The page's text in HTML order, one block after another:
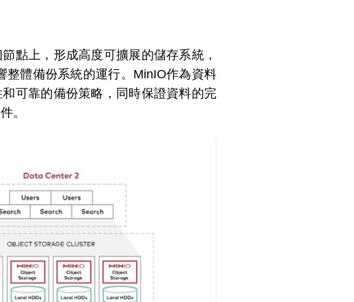
點上，形成高度可擴展的儲存系統，
整體備份系統的運行。MinIO作為資料
可靠的備份策略，同時保證資料的完
。